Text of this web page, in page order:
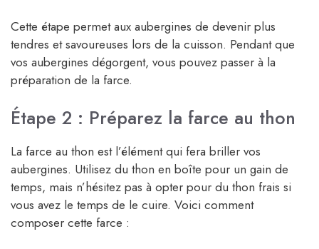
Cette étape permet aux aubergines de devenir plus
tendres et savoureuses lors de la cuisson. Pendant que
vos aubergines dégorgent, vous pouvez passer à la
préparation de la farce.
Étape 2 : Préparez la farce au thon
La farce au thon est l’élément qui fera briller vos
aubergines. Utilisez du thon en boîte pour un gain de
temps, mais n’hésitez pas à opter pour du thon frais si
vous avez le temps de le cuire. Voici comment
composer cette farce :